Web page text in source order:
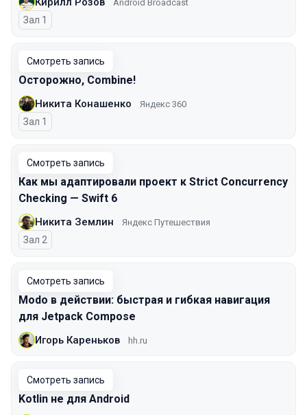
Android Broadcast
Зал 1
Смотреть запись
Осторожно, Combine!
Никита Конашенко Яндекс 360
Зал 1
Смотреть запись
Как мы адаптировали проект к Strict Concurrency
Checking — Swift 6
Никита Землин Яндекс Путешествия
Зал 2
Смотреть запись
Modo в действии: быстрая и гибкая навигация
для Jetpack Compose
Игорь Кареньков hh.ru
Смотреть запись
Kotlin не для Android